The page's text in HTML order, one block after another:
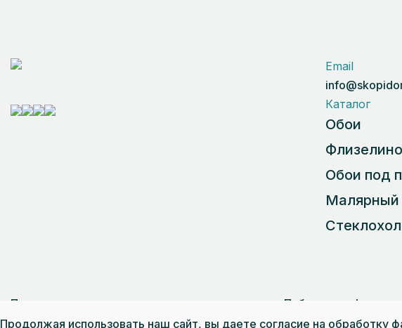
Email
Каталог
Обои
Обои под
Малярный
Пользовательское соглашение Публичная оферта
Разработка сайта — интернет-компания «ИНСАЙТ»
Продолжая использовать наш сайт, вы даете согласие на обработку